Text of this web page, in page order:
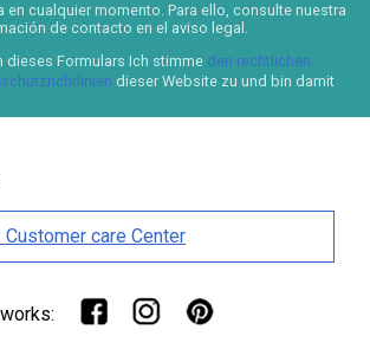
en cualquier momento. Para ello, consulte nuestra
de contacto en el aviso legal.
dieses Formulars Ich stimme den rechtlichen
dieser Website zu und bin damit
Customer care Center